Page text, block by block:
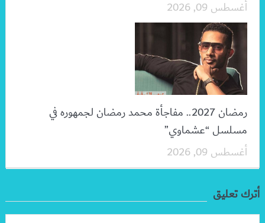
أغسطس 09, 2026
رمضان 2027.. مفاجأة محمد رمضان لجمهوره في
مسلسل “عشماوي”
أغسطس 09, 2026
أترك تعليق